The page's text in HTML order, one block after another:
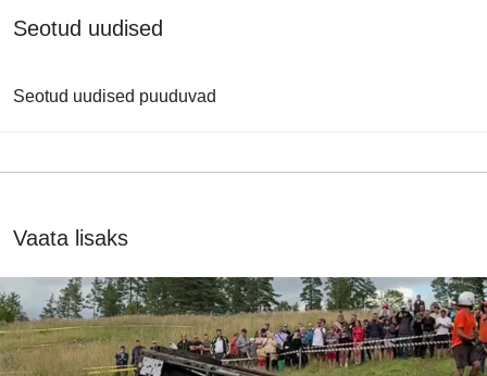
Seotud uudised
Seotud uudised puuduvad
Vaata lisaks